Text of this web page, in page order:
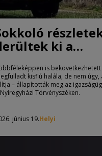
ki a
halála
is bekövetkezhetett
kisfiú halála, de nem
– állapították meg az
Törvényszéken.
június 19.Helyi